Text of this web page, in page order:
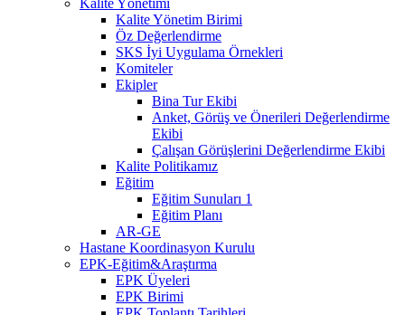
Kalite Yönetim Birimi
Öz Değerlendirme
SKS İyi Uygulama Örnekleri
Komiteler
Ekipler
Bina Tur Ekibi
Anket, Görüş ve Önerileri Değerlendirme
Ekibi
Çalışan Görüşlerini Değerlendirme Ekibi
Kalite Politikamız
Eğitim
Eğitim Sunuları 1
Eğitim Planı
AR-GE
Hastane Koordinasyon Kurulu
EPK-Eğitim&Araştırma
EPK Üyeleri
EPK Birimi